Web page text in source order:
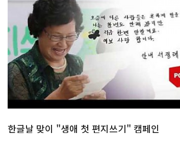
한글날 맞이 "생애 첫 편지쓰기" 캠페인